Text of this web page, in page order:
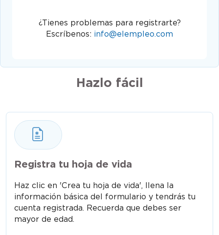
¿Tienes problemas para registrarte?
Escríbenos: info@elempleo.com
Hazlo fácil
Registra tu hoja de vida
Haz clic en 'Crea tu hoja de vida', llena la
información básica del formulario y tendrás tu
cuenta registrada. Recuerda que debes ser
mayor de edad.